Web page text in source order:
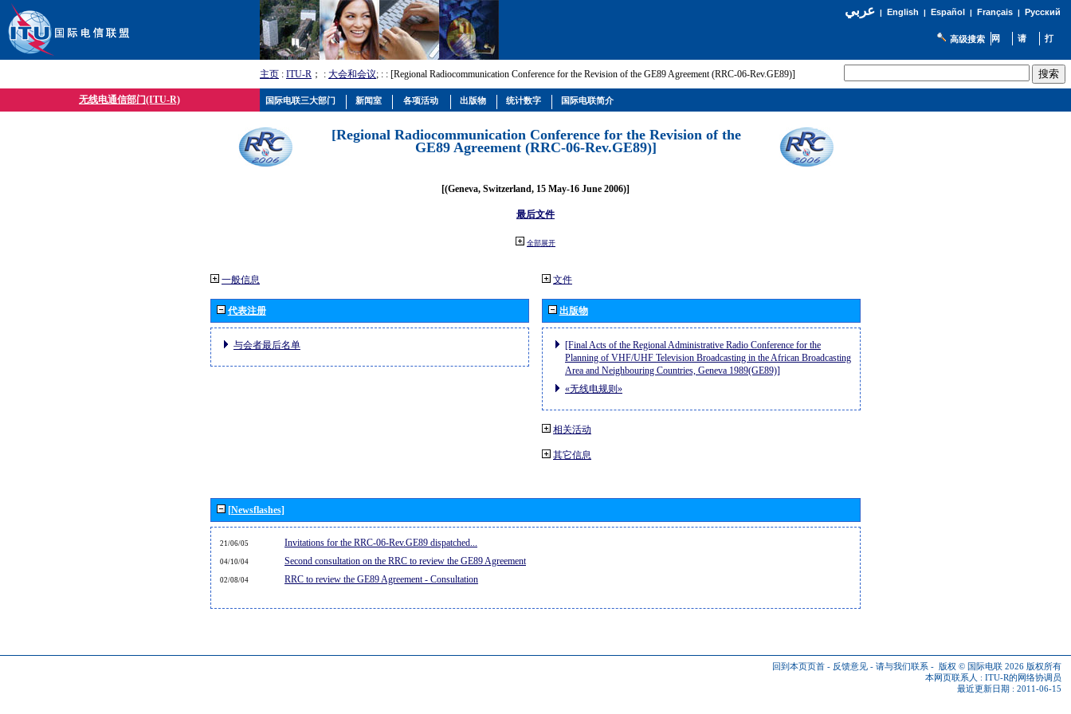
عربي| English | Español | Français| Русский
高级搜索
主页 : ITU-R ； : 大会和会议; : : [Regional Radiocommunication Conference for the Revision of the GE89 Agreement (RRC-06-Rev.GE89)]
无线电通信部门(ITU-R)
[Regional Radiocommunication Conference for the Revision of the
GE89 Agreement (RRC-06-Rev.GE89)]
[(Geneva, Switzerland, 15 May-16 June 2006)]
最后文件
全部展开
一般信息
代表注册
与会者最后名单
文件
出版物
[Final Acts of the Regional Administrative Radio Conference for the
Planning of VHF/UHF Television Broadcasting in the African Broadcasting
Area and Neighbouring Countries, Geneva 1989(GE89)]
«无线电规则»
相关活动
其它信息
[Newsflashes]
21/06/05 Invitations for the RRC-06-Rev.GE89 dispatched...
04/10/04 Second consultation on the RRC to review the GE89 Agreement
02/08/04 RRC to review the GE89 Agreement - Consultation
回到本页页首 - 反馈意见 - 请与我们联系 - 版权 © 国际电联 2026 版权所有
本网页联系人 : ITU-R的网络协调员
最近更新日期 : 2011-06-15
国际电联三大部门 新闻室 各项活动 出版物 统计数字 国际电联简介